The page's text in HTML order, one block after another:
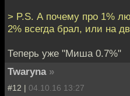
> P.S. А почему про 1%
2% всегда брал, или на
Теперь уже "Миша 0.7%"
Twaryna »
#12 | 04.10.16 13:27